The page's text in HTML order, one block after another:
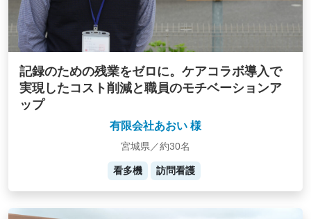
記録のための残業をゼロに。ケアコラボ導入で
実現したコスト削減と職員のモチベーションア
ップ
有限会社あおい 様
宮城県／約30名
看多機 訪問看護